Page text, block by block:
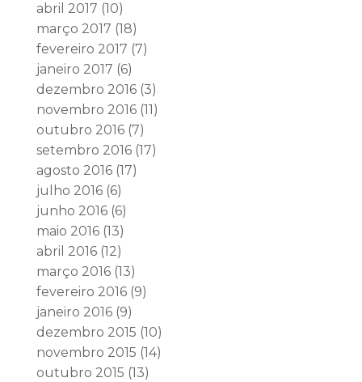
abril 2017 (10)
março 2017 (18)
fevereiro 2017 (7)
janeiro 2017 (6)
dezembro 2016(3)
novembro 2016(11)
outubro 2016(7)
setembro 2016(17)
agosto 2016(17)
julho 2016(6)
junho 2016(6)
maio 2016(13)
abril 2016(12)
março 2016(13)
fevereiro 2016(9)
janeiro 2016(9)
dezembro 2015 (10)
novembro 2015 (14)
outubro 2015 (13)